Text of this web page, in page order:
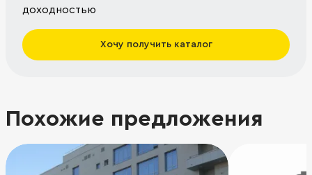
доходностью
Хочу получить каталог
Похожие предложения